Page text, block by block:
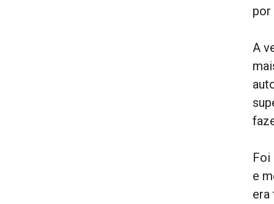
por
A
Foi
e
era